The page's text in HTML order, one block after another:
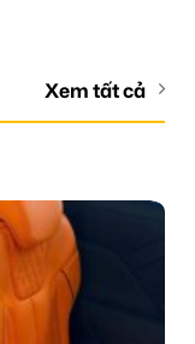
Xem tất cả